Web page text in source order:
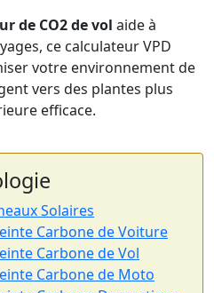
de CO2 de vol aide à
ce calculateur VPD
votre environnement de
vers des plantes plus
efficace.
Solaires
Carbone de Voiture
Carbone de Vol
Carbone de Moto